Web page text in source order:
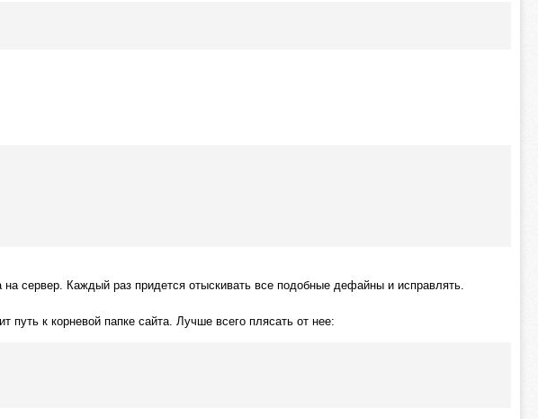
на сервер. Каждый раз придется отыскивать все подобные дефайны и исправлять.
путь к корневой папке сайта. Лучше всего плясать от нее: